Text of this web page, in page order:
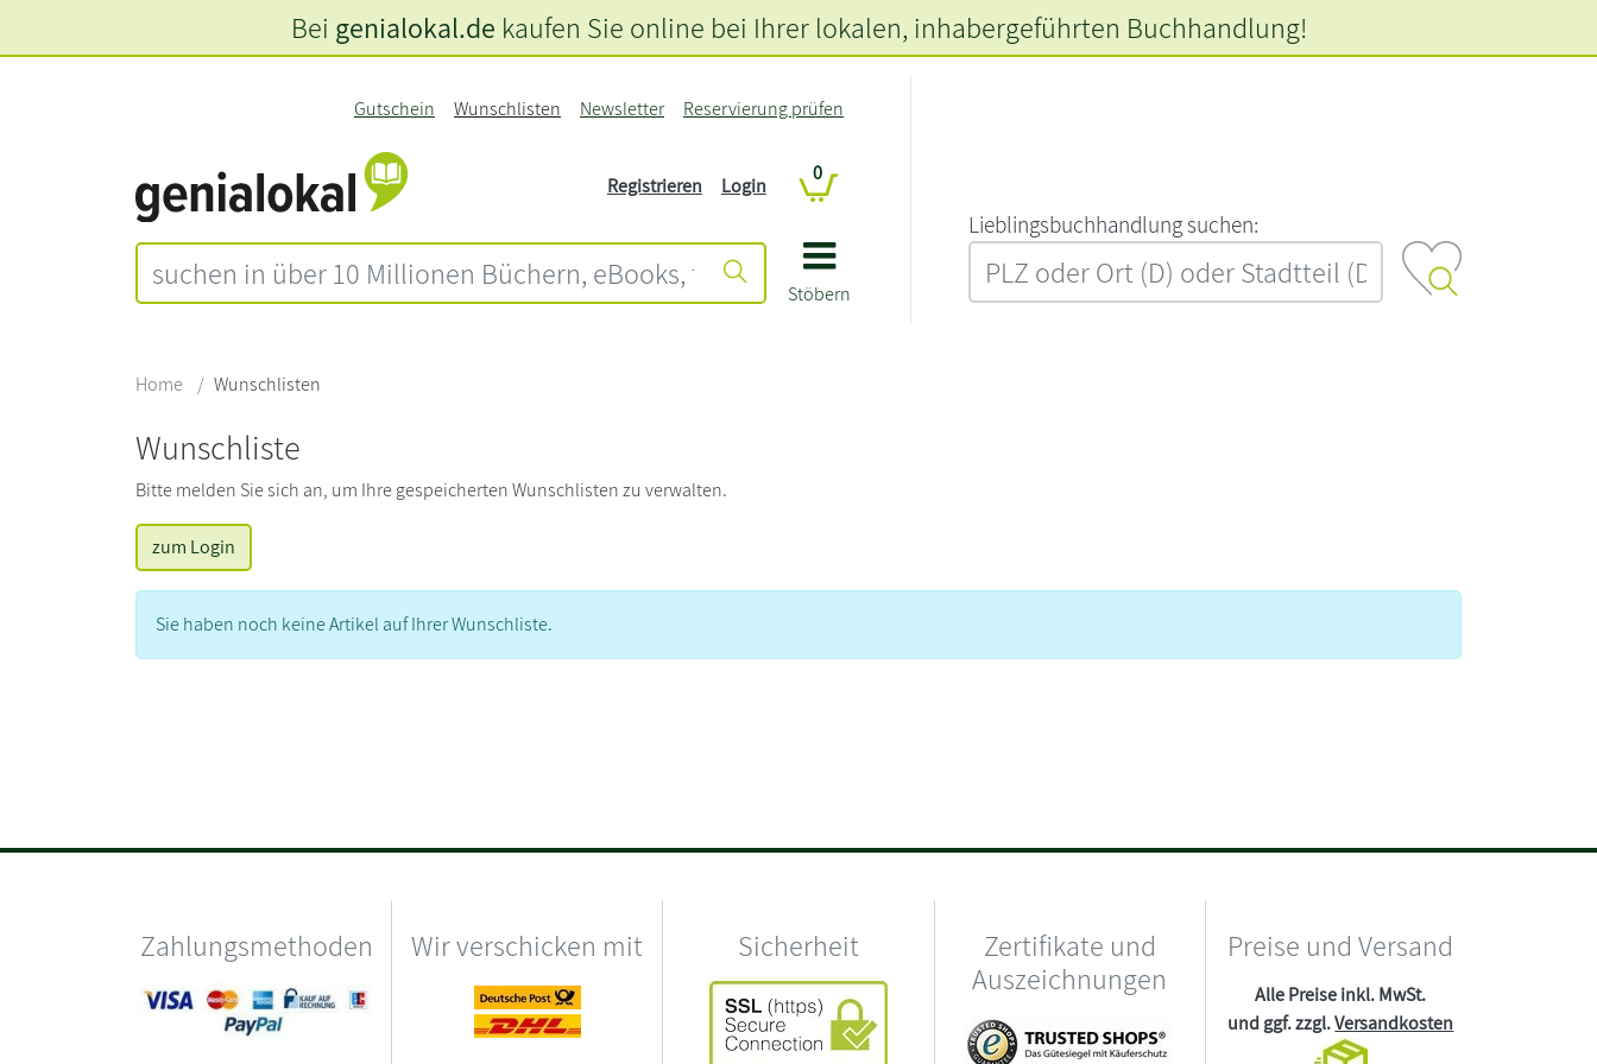
Stöbern
Gutschein Wunschlisten Newsletter Reservierung prüfen
Registrieren Login
0
L‍i‍e‍b‍l‍i‍n‍g‍s‍b‍u‍c‍h‍h‍a‍n‍d‍l‍u‍n‍g‍ ‍s‍u‍c‍h‍e‍n‍:‍
Bei genialokal.de kaufen Sie online bei Ihrer lokalen, inhabergeführten Buchhandlung!
Home Wunschlisten
Wunschliste
Bitte melden Sie sich an, um Ihre gespeicherten Wunschlisten zu verwalten.
zum Login
Sie haben noch keine Artikel auf Ihrer Wunschliste.
Zahlungsmethoden Wir verschicken mit Sicherheit
Zertifikate und
Auszeichnungen
Preise und Versand
Alle Preise inkl. MwSt.
und ggf. zzgl.Versandkosten